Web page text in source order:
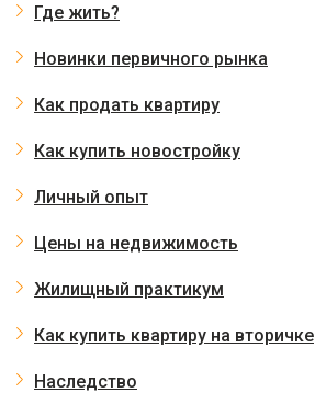
Где жить?
Новинки первичного рынка
Как продать квартиру
Как купить новостройку
Личный опыт
Цены на недвижимость
Жилищный практикум
Как купить квартиру на вторичке
Наследство